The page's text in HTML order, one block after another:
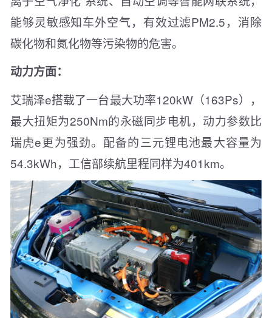
能够灵敏感知车外空气，有效过滤PM2.5，消除
碳化物和氮化物等污染物的危害。
动力方面：
艾瑞泽e搭载了一台最大功率120kW（163Ps），
最大扭矩为250Nm的永磁同步电机，动力参数比
瑞虎e更为强劲。配备的三元锂电池最大容量为
54.3kWh，工信部续航里程同样为401km。